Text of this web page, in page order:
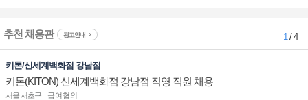
추천 채용관 광고안내 1/ 4
키톤/신세계백화점 강남점
키톤(KITON) 신세계백화점 강남점 직영 직원 채용
서울 서초구
급여협의